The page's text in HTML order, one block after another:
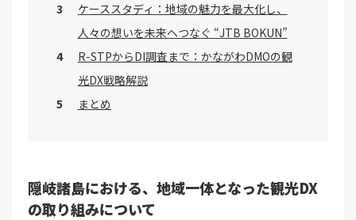
ケーススタディ：地域の魅力を最大化し、
人々の想いを未来へつなぐ “JTB BOKUN”
R-STPからDI調査まで：かながわDMOの観
光DX戦略解説
まとめ
隠岐諸島における、地域一体となった観光DX
の取り組みについて